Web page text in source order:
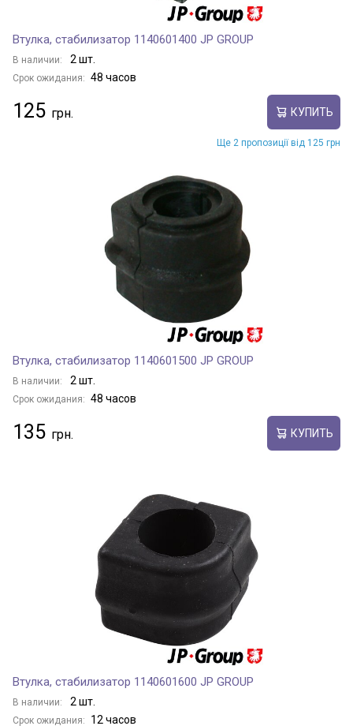
Втулка, стабилизатор 1140601400 JP GROUP
В наличии: 2 шт.
Срок ожидания: 48 часов
125 КУПИТЬ
Ще 2 пропозиції від 125 грн
Втулка, стабилизатор 1140601500 JP GROUP
В наличии: 2 шт.
Срок ожидания: 48 часов
135 КУПИТЬ
Втулка, стабилизатор 1140601600 JP GROUP
В наличии: 2 шт.
Срок ожидания: 12 часов